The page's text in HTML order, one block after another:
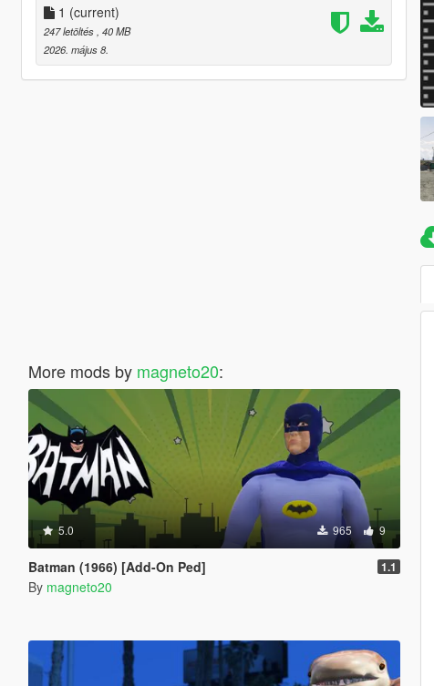
1 (current)
247 letöltés , 40 MB
2026. május 8.
More mods by magneto20:
5.0 965 9
Batman (1966) [Add-On Ped] 1.1
By magneto20